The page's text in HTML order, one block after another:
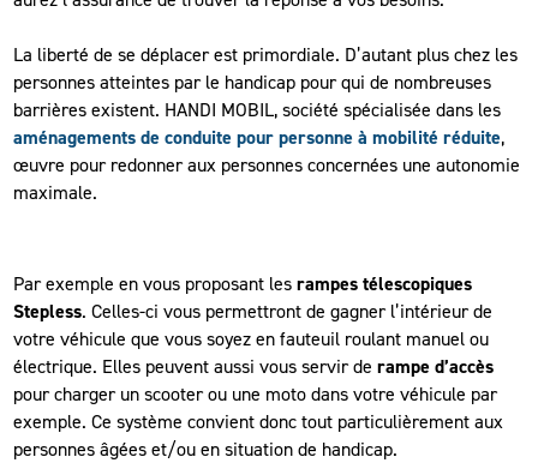
La liberté de se déplacer est primordiale. D’autant plus chez les
personnes atteintes par le handicap pour qui de nombreuses
barrières existent. HANDI MOBIL, société spécialisée dans les
aménagements de conduite pour personne à mobilité réduite,
œuvre pour redonner aux personnes concernées une autonomie
maximale.
Par exemple en vous proposant lesrampes télescopiques
Stepless. Celles-ci vous permettront de gagner l’intérieur de
votre véhicule que vous soyez en fauteuil roulant manuel ou
électrique. Elles peuvent aussi vous servir derampe d’accès
pour charger un scooter ou une moto dans votre véhicule par
exemple. Ce système convient donc tout particulièrement aux
personnes âgées et/ou en situation de handicap.